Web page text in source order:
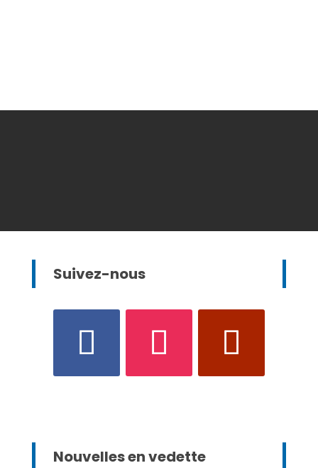
Suivez-nous
Nouvelles en vedette